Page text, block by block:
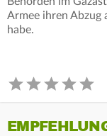
Armee ihren Abzug
habe.